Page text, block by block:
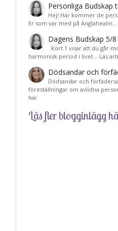
Personliga Budskap
Hej! Här kommer de
Er som var med på Änglahealin…
Dagens Budskap 5/8
Kort 1 visar att du går
harmonisk period i livet… Läs
Dödsandar och
Dödsandar och
föreställningar om avlidna
här
Läs fler blogginlägg